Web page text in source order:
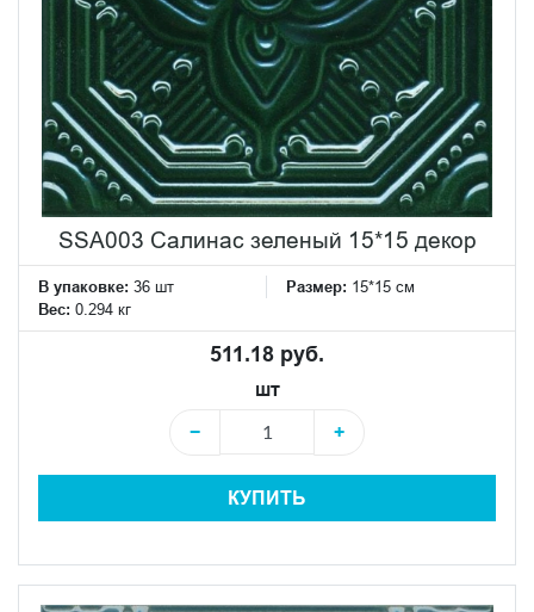
SSA003 Салинас зеленый 15*15 декор
В упаковке: 36 шт Размер: 15*15 см
Вес: 0.294 кг
511.18 руб.
шт
−
+
КУПИТЬ